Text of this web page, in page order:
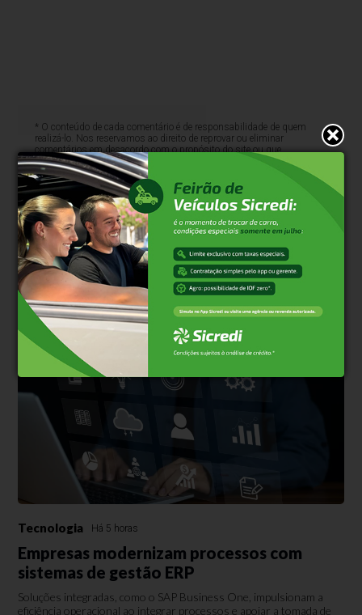
* O conteúdo de cada comentário é de responsabilidade de quem
realizá-lo. Nos reservamos ao direito de reprovar ou eliminar
comentários em desacordo com o propósito do site ou que
contenham palavras ofensivas.
500caracteres restantes.
Comentar
Tecnologia Há 5 horas
Empresas modernizam processos com
sistemas de gestão ERP
Soluções integradas, como o SAP Business One, impulsionam a
eficiência operacional ao integrar processos e apoiar a tomada de